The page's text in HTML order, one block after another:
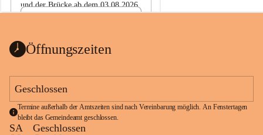
und der Brücke ab dem 03.08.2026
ht
1 Seite•0,1 MB
Öffnungszeiten
Geschlossen
Termine außerhalb der Amtszeiten sind nach Vereinbarung möglich. An Fenstertagen
bleibt das Gemeindeamt geschlossen.
SA
Geschlossen